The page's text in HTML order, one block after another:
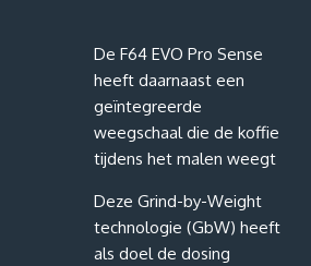
De F64 EVO Pro Sense
heeft daarnaast een
geïntegreerde
weegschaal die de koffie
tijdens het malen weegt
Deze Grind-by-Weight
technologie (GbW) heeft
als doel de dosing